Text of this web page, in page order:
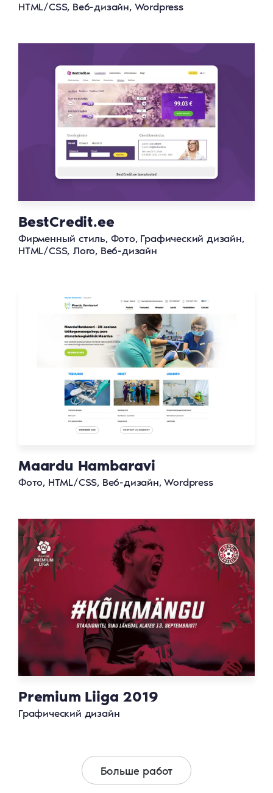
HTML/CSS, Веб-дизайн, Wordpress
BestCredit.ee
Фирменный стиль, Фото, Графический дизайн,
HTML/CSS, Лого, Веб-дизайн
Maardu Hambaravi
Фото, HTML/CSS, Веб-дизайн, Wordpress
Premium Liiga 2019
Графический дизайн
Больше работ